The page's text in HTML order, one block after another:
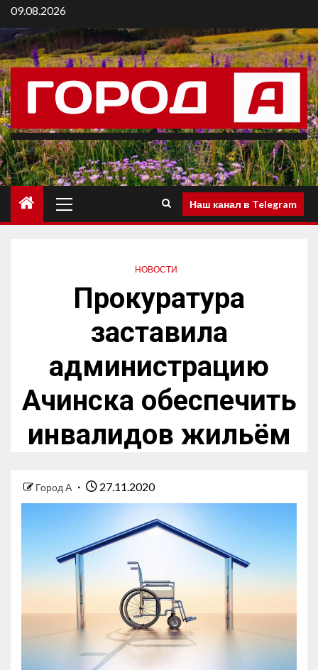
09.08.2026
Наш канал в Telegram
НОВОСТИ
Прокуратура
заставила
администрацию
Ачинска обеспечить
инвалидов жильём
Город А 27.11.2020